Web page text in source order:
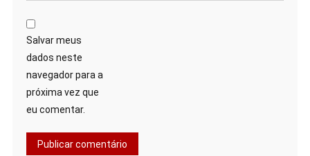
Salvar meus
dados neste
navegador para a
próxima vez que
eu comentar.